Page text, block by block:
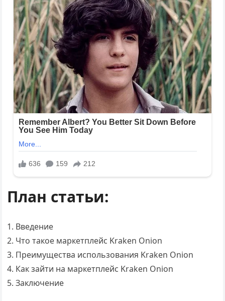
План статьи:
1. Введение
2. Что такое маркетплейс Kraken Onion
3. Преимущества использования Kraken Onion
4. Как зайти на маркетплейс Kraken Onion
5. Заключение